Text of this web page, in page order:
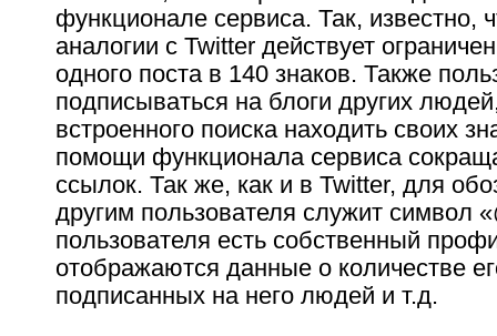
функционале сервиса. Так, известно,
аналогии с Twitter действует
одного поста в 140 знаков. Также
подписываться на блоги других
встроенного поиска находить своих
помощи функционала сервиса
ссылок. Так же, как и в Twitter, для
другим пользователя служит символ
пользователя есть собственный
отображаются данные о количестве
подписанных на него людей и т.д.